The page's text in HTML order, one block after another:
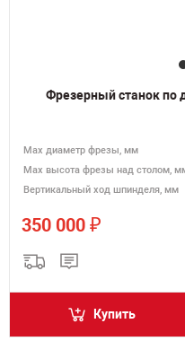
Фрезерный станок по
Max диаметр фрезы, мм
Мах высота фрезы над столом,
Вертикальный ход шпинделя, мм
350 000 ₽
Купить